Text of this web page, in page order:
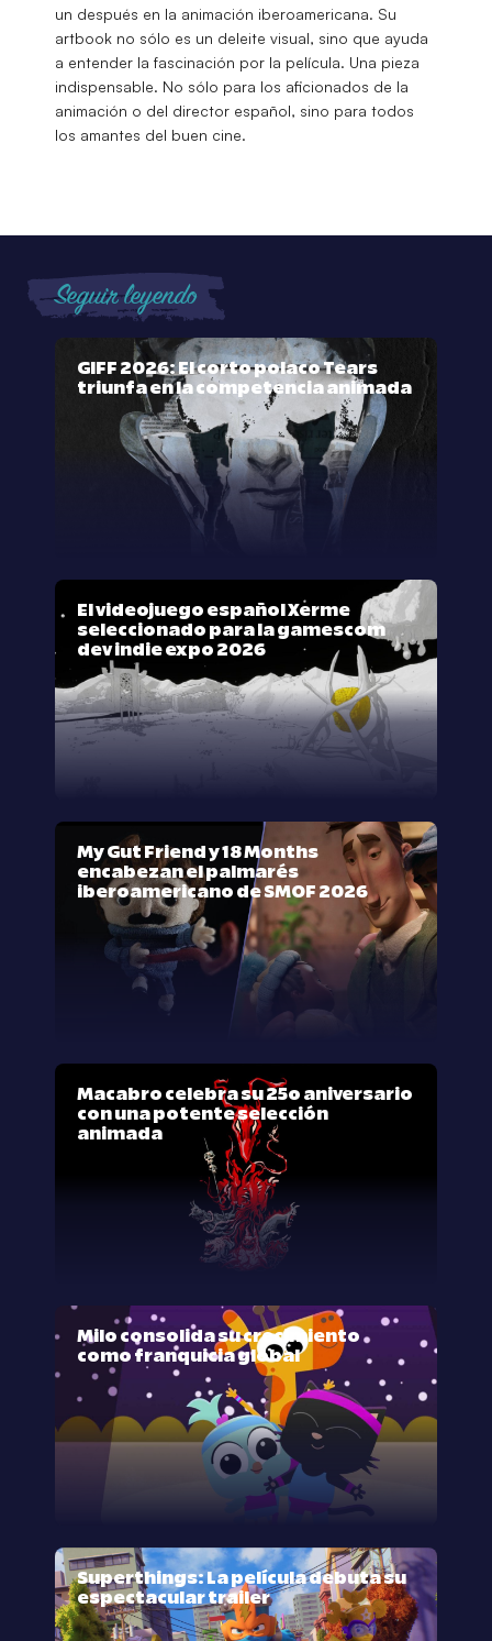
un después en la animación iberoamericana. Su
artbook no sólo es un deleite visual, sino que ayuda
a entender la fascinación por la película. Una pieza
indispensable. No sólo para los aficionados de la
animación o del director español, sino para todos
los amantes del buen cine.
Seguir leyendo
GIFF 2026: El corto polaco Tears
triunfa en la competencia animada
El videojuego español Xerme
seleccionado para la gamescom
dev indie expo 2026
My Gut Friend y 18 Months
encabezan el palmarés
iberoamericano de SMOF 2026
Macabro celebra su 25º aniversario
con una potente selección
animada
Milo consolida su crecimiento
como franquicia global
Superthings: La película debuta su
espectacular trailer